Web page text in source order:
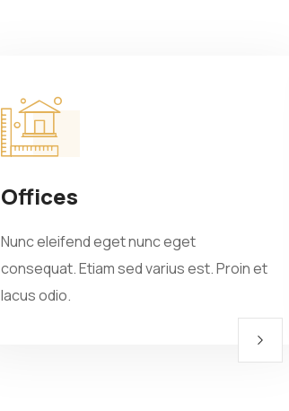
Offices
Nunc eleifend eget nunc eget
consequat. Etiam sed varius est. Proin et
lacus odio.